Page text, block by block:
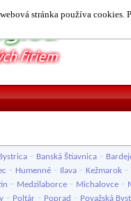
stránka používa cookies.
- Banská Štiavnica -
- Humenné - Ilava - Kežmarok -
- Medzilaborce - Michalovce -
- Poltár - Poprad - Považská